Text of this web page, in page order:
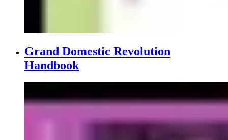
Grand Domestic Revolution
Handbook